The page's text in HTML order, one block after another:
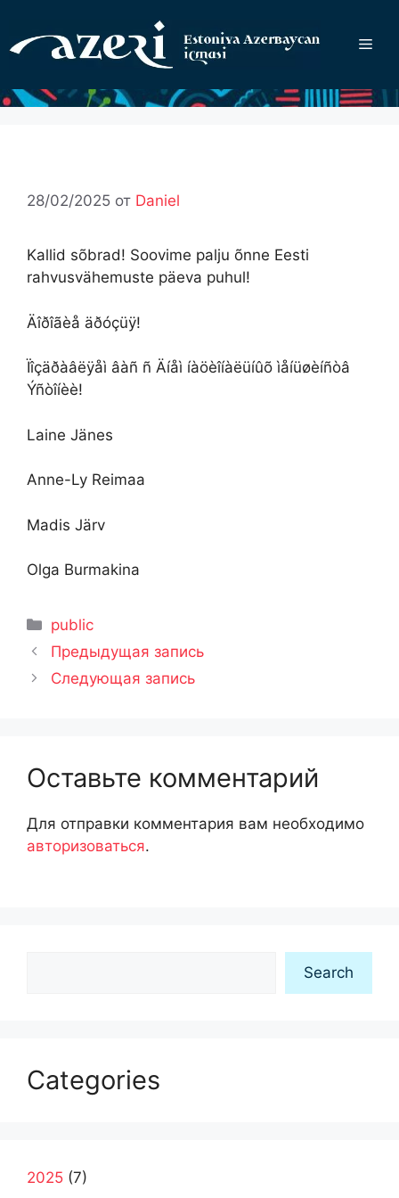
содержимому
28/02/2025 от Daniel
Kallid sõbrad! Soovime palju õnne Eesti
rahvusvähemuste päeva puhul!
Äîðîãèå äðóçüÿ!
Ïîçäðàâëÿåì âàñ ñ Äíåì íàöèîíàëüíûõ ìåíüøèíñòâ
Ýñòîíèè!
Laine Jänes
Anne-Ly Reimaa
Madis Järv
Olga Burmakina
Рубрики
public
Предыдущая запись
Следующая запись
Оставьте комментарий
Для отправки комментария вам необходимо
авторизоваться.
Search
Categories
2025 (7)